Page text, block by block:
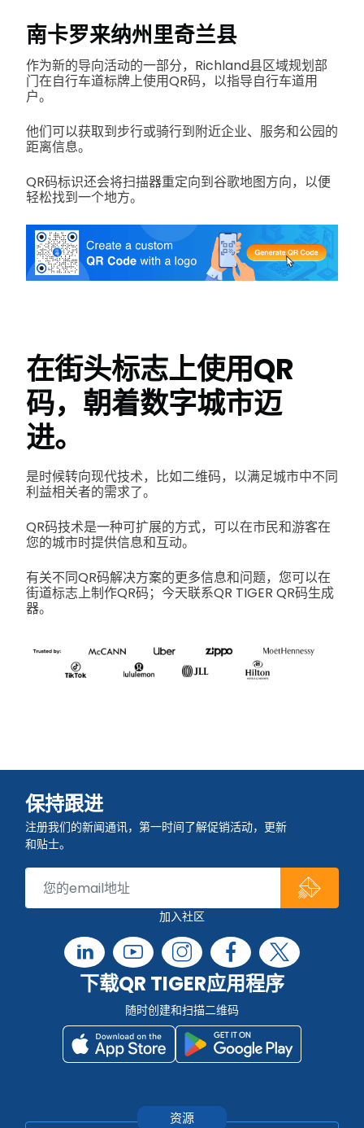
南卡罗来纳州里奇兰县
作为新的导向活动的一部分，Richland县区域规划部
门在自行车道标牌上使用QR码，以指导自行车道用
户。
他们可以获取到步行或骑行到附近企业、服务和公园的
距离信息。
QR码标识还会将扫描器重定向到谷歌地图方向，以便
轻松找到一个地方。
在街头标志上使用QR
码，朝着数字城市迈
进。
是时候转向现代技术，比如二维码，以满足城市中不同
利益相关者的需求了。
QR码技术是一种可扩展的方式，可以在市民和游客在
您的城市时提供信息和互动。
有关不同QR码解决方案的更多信息和问题，您可以在
街道标志上制作QR码；今天联系QR TIGER QR码生成
器。
保持跟进
注册我们的新闻通讯，第一时间了解促销活动，更新
和贴士。
加入社区
下载QR TIGER应用程序
随时创建和扫描二维码
资源